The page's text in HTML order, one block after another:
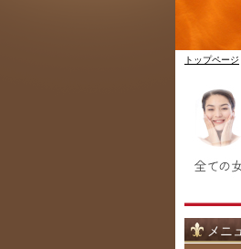
トップページ
メニ